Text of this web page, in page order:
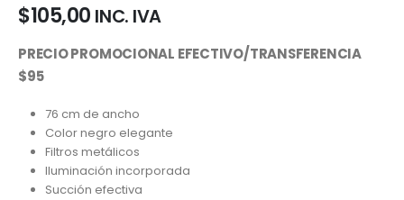
$105,00 INC. IVA
PRECIO PROMOCIONAL EFECTIVO/TRANSFERENCIA
$95
76 cm de ancho
Color negro elegante
Filtros metálicos
Iluminación incorporada
Succión efectiva